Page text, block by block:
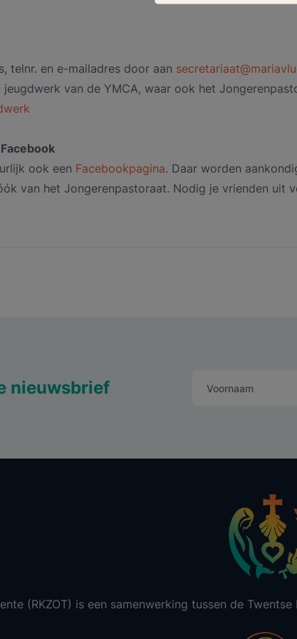
telnr. en e-mailadres door aan
jeugdwerk van de YMCA, waar ook het
ook een Facebookpagina. Daar worden
van het Jongerenpastoraat. Nodig je vrienden uit
nieuwsbrief
(RKZOT) is een samenwerking tussen de Twentse